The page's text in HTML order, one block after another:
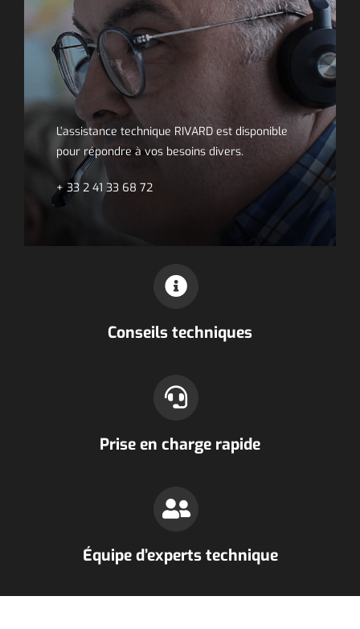
L’assistance technique RIVARD est disponible
pour répondre à vos besoins divers.
+ 33 2 41 33 68 72
Conseils techniques
Prise en charge rapide
Équipe d’experts technique